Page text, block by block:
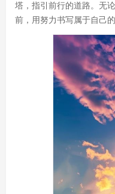
塔，指引前行的道路。无
前，用努力书写属于自己的